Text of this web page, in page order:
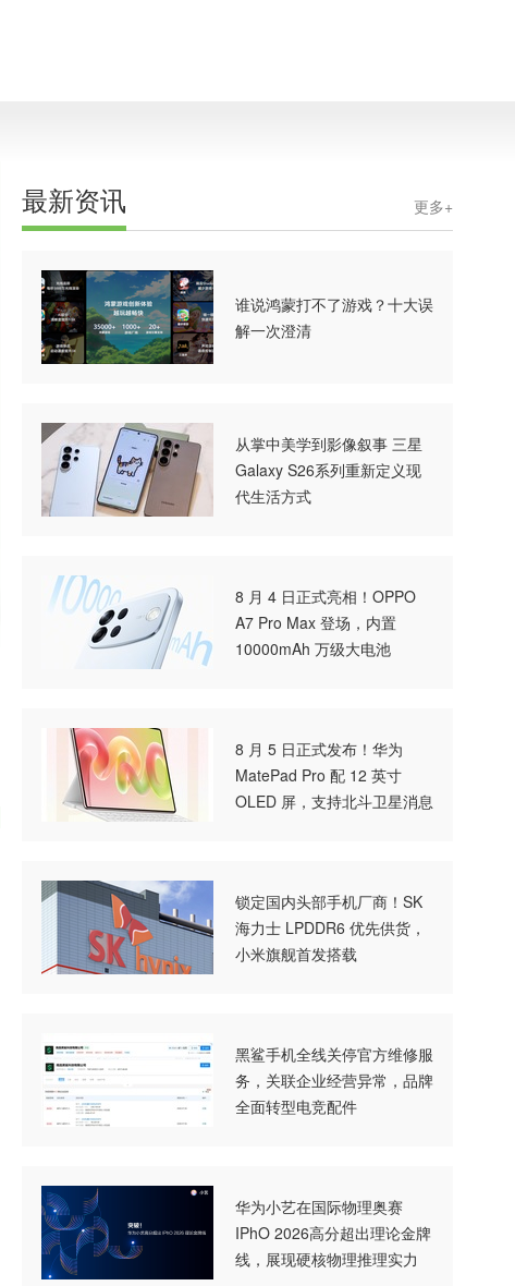
最新资讯 更多+
谁说鸿蒙打不了游戏？十大误
解一次澄清
从掌中美学到影像叙事 三星
Galaxy S26系列重新定义现
代生活方式
8 月 4 日正式亮相！OPPO
A7 Pro Max 登场，内置
10000mAh 万级大电池
8 月 5 日正式发布！华为
MatePad Pro 配 12 英寸
OLED 屏，支持北斗卫星消息
锁定国内头部手机厂商！SK
海力士 LPDDR6 优先供货，
小米旗舰首发搭载
黑鲨手机全线关停官方维修服
务，关联企业经营异常，品牌
全面转型电竞配件
华为小艺在国际物理奥赛
IPhO 2026高分超出理论金牌
线，展现硬核物理推理实力